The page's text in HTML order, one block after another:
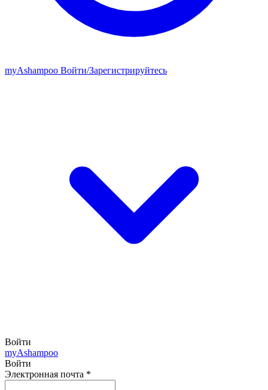
myAshampoo Войти/Зарегистрируйтесь
Войти
myAshampoo
Войти
Электронная почта *